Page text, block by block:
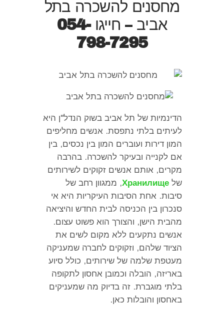
מחסנים להשכרה בתל
אביב – חייגו054-
798-7295
הדינמיות של תל אביב בשוק הנדל"ן היא
לעיתים בלתי נתפסת. אנשים מחליפים
המון דירות ועוברים המון בין נכסים, בין
אם לקנייה ובעיקר להשכרה. בהרבה
מקרים, אותם אנשים זקוקים לשירותים
של Хранилище
, ממגוון רחב של
סיבות. אחת הסיבות העיקריות היא אי
סנכרון בין הכניסה לבית החדש והיציאה
מהבית הישן, והצורך הוא פשוט עצום.
אנשים נתקעים ללא מקום לשים את
הציוד שלהם, וזקוקים לחברה שמעניקה
מעטפת שלמה של שירותים, כולל סיוע
באריזה, הובלה וכמובן אחסון לתקופה
בלתי מוגברת. זה בדיוק מה שמעניקים
באחסון והובלות כאן.